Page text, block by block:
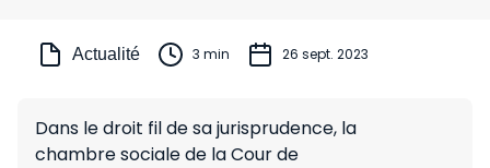
Actualité 3 min 26 sept. 2023
Dans le droit fil de sa jurisprudence, la
chambre sociale de la Cour de